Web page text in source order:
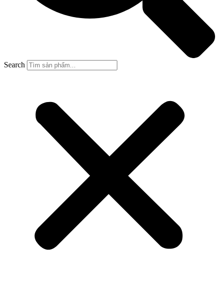
Search